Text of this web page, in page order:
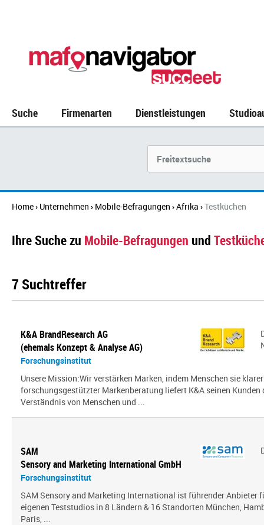
Suche Firmenarten Dienstleistungen
Home› Unternehmen › Mobile-Befragungen ›Afrika ›Testküchen
Ihre Suche zu Mobile-Befragungen und
7 Suchtreffer
K&A BrandResearch AG
(ehemals Konzept & Analyse AG)
Forschungsinstitut
Unsere Mission:Wir verstärken Marken, indem Menschen sie
forschungsgestützter Markenberatung liefert K&A seinen Kunden
Verständnis von Menschen und ...
SAM
Sensory and Marketing International GmbH
Forschungsinstitut
SAM Sensory and Marketing International ist führender Anbieter
eigenen Teststudios in 8 Ländern & 16 Standorten München,
Paris, ...